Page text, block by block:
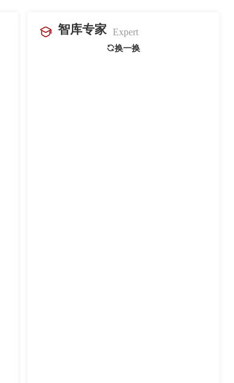
智库专家 Expert
换一换